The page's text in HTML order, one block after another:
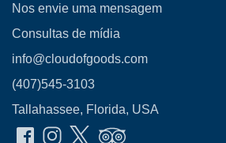
Nos envie uma mensagem
Consultas de mídia
info@cloudofgoods.com
(407)545-3103
Tallahassee, Florida, USA